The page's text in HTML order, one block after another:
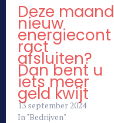
Deze maand
nieuw
energiecont
ract
afsluiten?
Dan bent u
iets meer
geld kwijt
13 september 2024
In "Bedrijven"